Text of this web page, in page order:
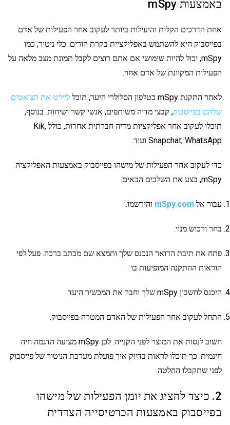
באמצעות mSpy
אחת הדרכים הקלות והיעילות ביותר לעקוב אחר הפעילות של אדם
בפייסבוק היא להשתמש באפליקציית בקרת הורים. כלי ניטור, כמו
mSpy, יכול להיות שימושי אם אתם רוצים לקבל תמונת מצב מלאה על
הפעילות המקוונת של אדם אחר.
לאחר התקנת mSpy בטלפון הסלולרי היעד, תוכל
ליירט את הצ'אטים
שלהם בפייסבוק, קבצי מדיה משותפים, אנשי קשר ושיחות. בנוסף,
תוכלו לעקוב אחר אפליקציות מדיה חברתית אחרות, כולל Kik,
Snapchat, WhatsApp ועוד.
כדי לעקוב אחר הפעילות של מישהו בפייסבוק באמצעות האפליקציה
mSpy, בצע את השלבים הבאים:
עבור אל mSpy.com והירשמו.
בחר ורכוש מנוי.
פתח את תיבת הדואר הנכנס שלך ותמצא שם מכתב ברכה. פעל לפי
הוראות ההתקנה המופיעות בו.
היכנס לחשבון mSpy שלך וחבר את המכשיר היעד.
התחל לעקוב אחר הפעילות של האדם המטרה בפייסבוק.
חשוב לנסות את המוצר לפני הקנייה. לכן mSpy מציעה הדגמה חיה
חינמית. כך תוכלו לראות בדיוק איך פועלת מערכת הניטור של פייסבוק
לפני שתקבלו החלטה.
2. כיצד להציג את יומן הפעילות של מישהו
בפייסבוק באמצעות הכרטיסייה הצדדית